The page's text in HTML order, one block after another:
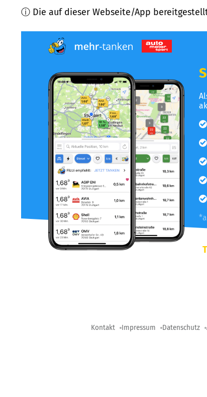
ⓘ Die auf dieser Webseite/App
Kontakt Impressum Datenschutz